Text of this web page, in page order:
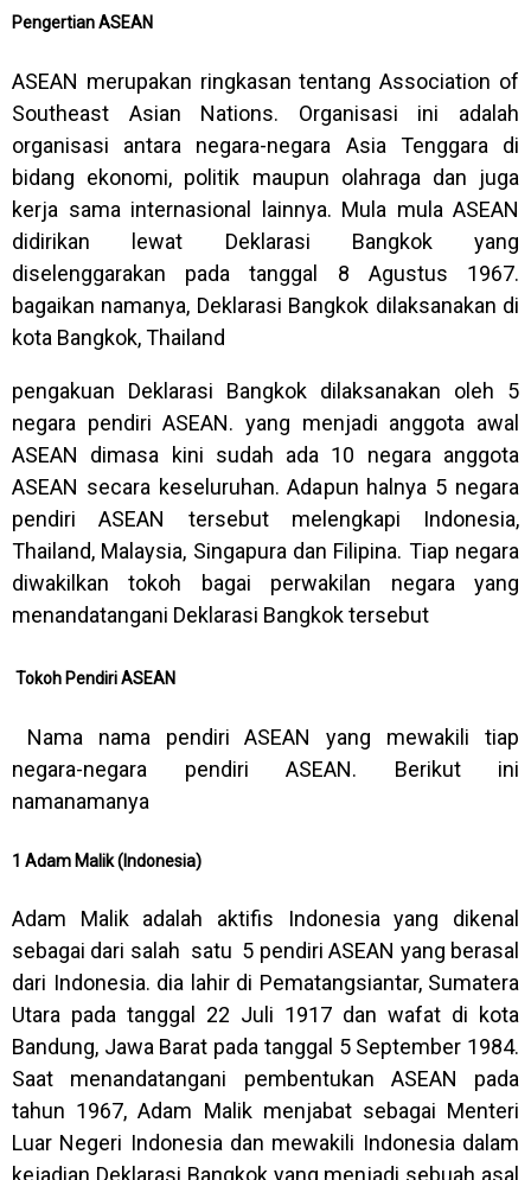
Pengertian ASEAN
ASEAN merupakan ringkasan tentang Association of
Southeast Asian Nations. Organisasi ini adalah
organisasi antara negara-negara Asia Tenggara di
bidang ekonomi, politik maupun olahraga dan juga
kerja sama internasional lainnya. Mula mula ASEAN
didirikan lewat Deklarasi Bangkok yang
diselenggarakan pada tanggal 8 Agustus 1967.
bagaikan namanya, Deklarasi Bangkok dilaksanakan di
kota Bangkok, Thailand
pengakuan Deklarasi Bangkok dilaksanakan oleh 5
negara pendiri ASEAN. yang menjadi anggota awal
ASEAN dimasa kini sudah ada 10 negara anggota
ASEAN secara keseluruhan. Adapun halnya 5 negara
pendiri ASEAN tersebut melengkapi Indonesia,
Thailand, Malaysia, Singapura dan Filipina. Tiap negara
diwakilkan tokoh bagai perwakilan negara yang
menandatangani Deklarasi Bangkok tersebut
Tokoh Pendiri ASEAN
Nama nama pendiri ASEAN yang mewakili tiap
negara-negara pendiri ASEAN. Berikut ini
namanamanya
1 Adam Malik (Indonesia)
Adam Malik adalah aktifis Indonesia yang dikenal
sebagai dari salah satu 5 pendiri ASEAN yang berasal
dari Indonesia. dia lahir di Pematangsiantar, Sumatera
Utara pada tanggal 22 Juli 1917 dan wafat di kota
Bandung, Jawa Barat pada tanggal 5 September 1984.
Saat menandatangani pembentukan ASEAN pada
tahun 1967, Adam Malik menjabat sebagai Menteri
Luar Negeri Indonesia dan mewakili Indonesia dalam
kejadian Deklarasi Bangkok yang menjadi sebuah asal